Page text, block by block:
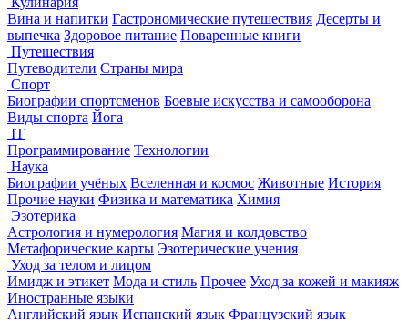
Вина и напитки Гастрономические путешествия Десерты и
выпечка Здоровое питание Поваренные книги
Путешествия
Путеводители Страны мира
Спорт
Биографии спортсменов Боевые искусства и самооборона
Виды спорта Йога
IT
Программирование Технологии
Наука
Биографии учёных Вселенная и космос Животные История
Прочие науки Физика и математика Химия
Эзотерика
Астрология и нумерология Магия и колдовство
Метафорические карты Эзотерические учения
Уход за телом и лицом
Имидж и этикет Мода и стиль Прочее Уход за кожей и макияж
Иностранные языки
Английский язык Испанский язык Французский язык